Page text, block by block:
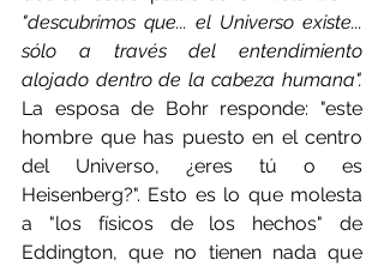
"descubrimos que... el Universo existe...
sólo a través del entendimiento
La esposa de Bohr responde: "este
hombre que has puesto en el centro
del Universo, ¿eres tú o es
Heisenberg?". Esto es lo que molesta
a "los físicos de los hechos" de
Eddington, que no tienen nada que